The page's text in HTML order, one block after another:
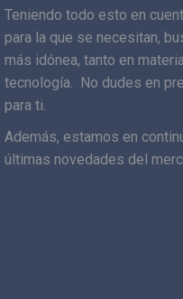
Teniendo todo esto en
para la que se necesitan,
más idónea, tanto en
tecnología. No dudes en
para ti.
Además, estamos en
últimas novedades del